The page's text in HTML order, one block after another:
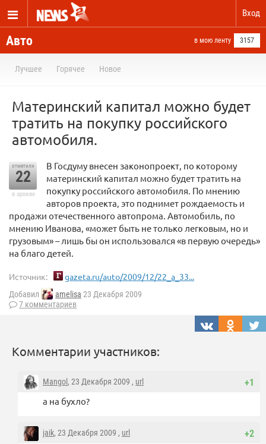
Вход
Авто в мою ленту 3157
Лучшее Горячее Новое
Материнский капитал можно будет
тратить на покупку российского
автомобиля.
отметили
22
в архиве
В Госдуму внесен законопроект, по которому
материнский капитал можно будет тратить на
покупку российского автомобиля. По мнению
авторов проекта, это поднимет рождаемость и
продажи отечественного автопрома. Автомобиль, по
мнению Иванова, «может быть не только легковым, но и
грузовым» – лишь бы он использовался «в первую очередь»
на благо детей.
Источник: gazeta.ru/auto/2009/12/22_a_33...
Добавил amelisa 23 Декабря 2009
7 комментариев
Комментарии участников:
+1
Mangol , 23 Декабря 2009 , url
а на бухло?
+2
jaik, 23 Декабря 2009 , url